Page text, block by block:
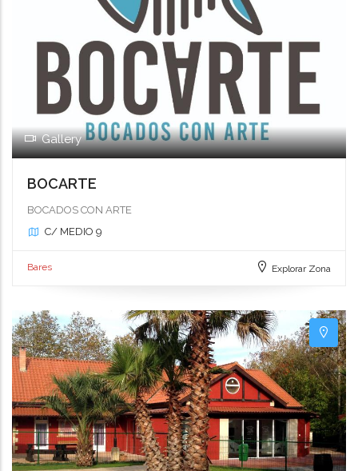
Gallery
BOCARTE
BOCADOS CON ARTE
C/ MEDIO 9
Bares Explorar Zona